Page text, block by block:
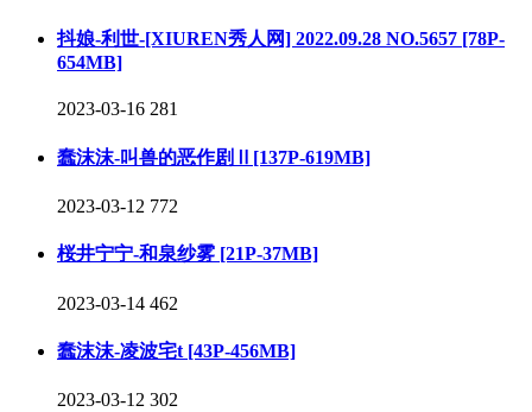
抖娘-利世-[XIUREN秀人网] 2022.09.28 NO.5657 [78P-
654MB]
2023-03-16 281
蠢沫沫-叫兽的恶作剧Ⅱ[137P-619MB]
2023-03-12 772
桜井宁宁-和泉纱雾 [21P-37MB]
2023-03-14 462
蠢沫沫-凌波宅t [43P-456MB]
2023-03-12 302